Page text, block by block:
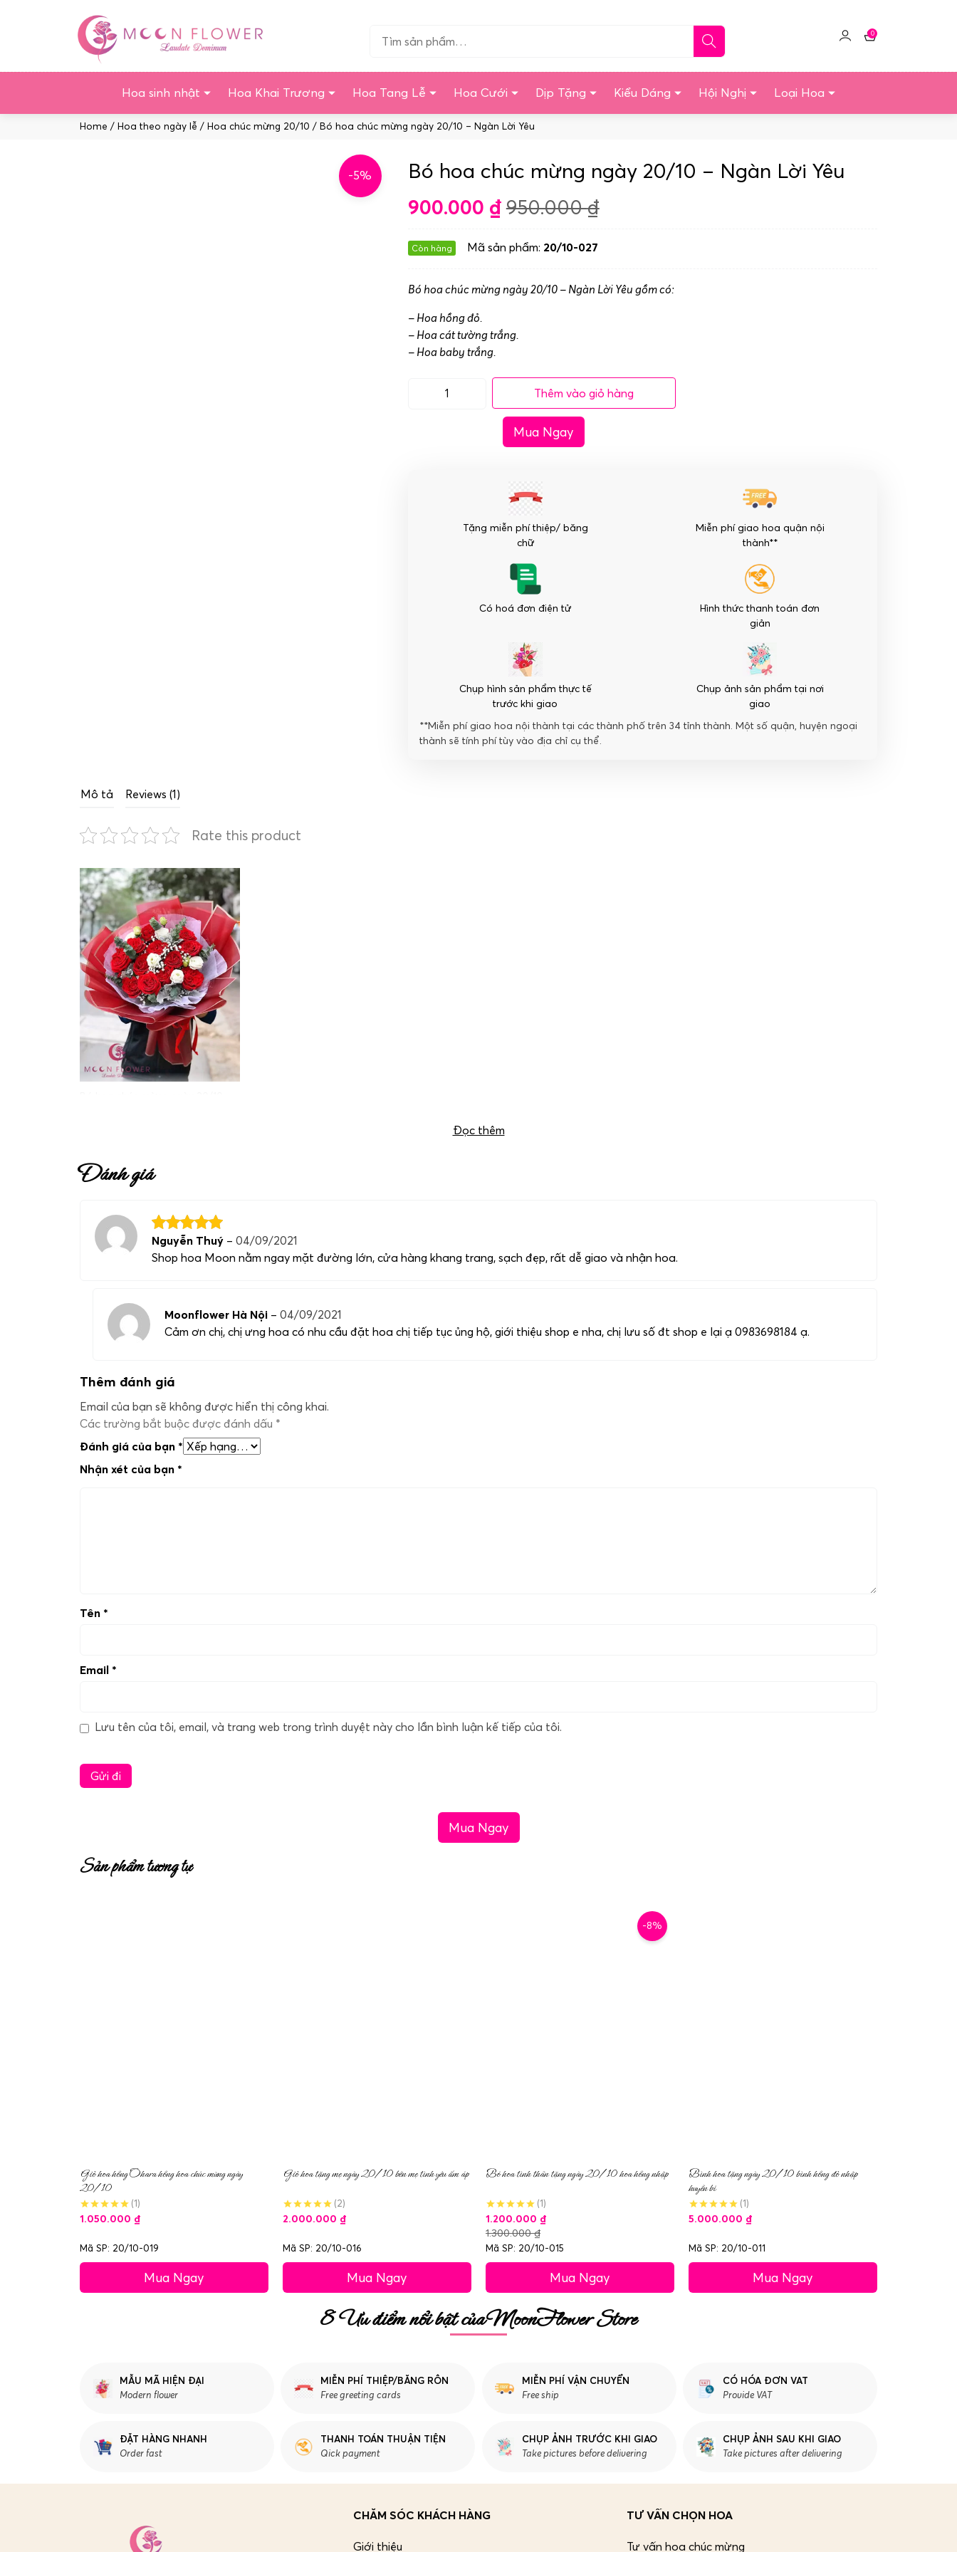
Tìm…
Click
tài
0
Giỏ
Hoa sinh nhật Hoa Khai Trương Hoa Tang Lễ Hoa Cưới Dịp Tặng Kiểu Dáng Hội Nghị Loại Hoa
Home / Hoa theo ngày lễ / Hoa chúc mừng 20/10 / Bó hoa chúc mừng ngày 20/10 – Ngàn Lời Yêu
-5% Bó hoa chúc mừng ngày 20/10 – Ngàn Lời Yêu
900.000 ₫ 950.000₫
Còn hàng Mã sản phẩm: 20/10-027
Bó hoa chúc mừng ngày 20/10 – Ngàn Lời Yêu gồm có:
– Hoa hồng đỏ.
– Hoa cát tường trắng.
– Hoa baby trắng.
Bó
Ngàn
Thêm vào giỏ hàng
Mua Ngay
Tặng miễn phí thiệp/ băng
chữ
Miễn phí giao hoa quận nội
thành**
Có hoá đơn điện tử
Hình thức thanh toán đơn
giản
Chụp hình sản phẩm thực tế
trước khi giao
Chụp ảnh sản phẩm tại nơi
giao
**Miễn phí giao hoa nội thành tại các thành phố trên 34 tỉnh thành. Một số quận, huyện ngoại
thành sẽ tính phí tùy vào địa chỉ cụ thể.
Mô tả Reviews (1)
Rate this product
Đọc thêm
Đánh giá
Nguyễn Thuý – 04/09/2021
Shop hoa Moon nằm ngay mặt đường lớn, cửa hàng khang trang, sạch đẹp, rất dễ giao và nhận hoa.
Moonflower Hà Nội – 04/09/2021
Cảm ơn chị, chị ưng hoa có nhu cầu đặt hoa chị tiếp tục ủng hộ, giới thiệu shop e nha, chị lưu số đt shop e lại ạ 0983698184 ạ.
Thêm đánh giá
Email của bạn sẽ không được hiển thị công khai.
Các trường bắt buộc được đánh dấu *
Đánh giá của bạn *
Nhận xét của bạn *
Tên *
Email *
Lưu tên của tôi, email, và trang web trong trình duyệt này cho lần bình luận kế tiếp của tôi.
Mua Ngay
Sản phẩm tương tự
Giỏ hoa hồng Ohara hồng hoa chúc mừng ngày
20/10
(1)
1.050.000 ₫
Mã SP: 20/10-019
Mua Ngay
Giỏ hoa tặng mẹ ngày 20/10 bên mẹ tình yêu ấm áp
(2)
2.000.000 ₫
Mã SP: 20/10-016
Mua Ngay
-8%
Bó hoa tình thân tặng ngày 20/10 hoa hồng nhập
(1)
1.200.000 ₫
1.300.000₫
Mã SP: 20/10-015
Mua Ngay
Bình hoa tặng ngày 20/10 bình hồng đỏ nhập
huyền bí
(1)
5.000.000 ₫
Mã SP: 20/10-011
Mua Ngay
8 Ưu điểm nổi bật của MoonFlower Store
MẪU MÃ HIỆN ĐẠI
Modern flower
MIỄN PHÍ THIỆP/BĂNG RÔN
Free greeting cards
MIỄN PHÍ VẬN CHUYỂN
Free ship
CÓ HÓA ĐƠN VAT
Provide VAT
ĐẶT HÀNG NHANH
Order fast
THANH TOÁN THUẬN TIỆN
Qick payment
CHỤP ẢNH TRƯỚC KHI GIAO
Take pictures before delivering
CHỤP ẢNH SAU KHI GIAO
Take pictures after delivering
CHĂM SÓC KHÁCH HÀNG
Giới thiệu
TƯ VẤN CHỌN HOA
Tư vấn hoa chúc mừng